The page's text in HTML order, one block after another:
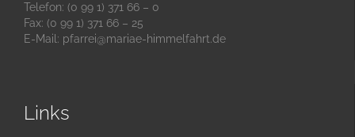
Telefon: (0 99 1) 371 66 – 0
Fax: (0 99 1) 371 66 – 25
E-Mail: pfarrei@mariae-himmelfahrt.de
Links